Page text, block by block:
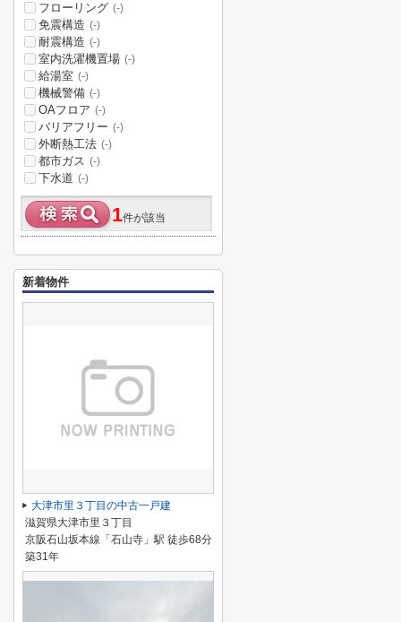
フローリング (-)
免震構造 (-)
耐震構造 (-)
室内洗濯機置場 (-)
給湯室 (-)
機械警備 (-)
OAフロア (-)
バリアフリー (-)
外断熱工法 (-)
都市ガス (-)
下水道 (-)
1件が該当
新着物件
大津市里３丁目の中古一戸建
滋賀県大津市里３丁目
京阪石山坂本線「石山寺」駅 徒歩68分
築31年